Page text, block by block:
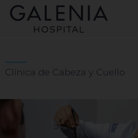
contenido
Clínica de Cabeza y Cuello